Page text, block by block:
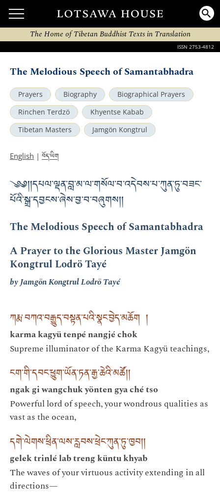
The Home of Tibetan Buddhist Texts in Translation
ISSN 2753-4812
The Melodious Speech of Samantabhadra
Prayers Biography
Biographical Prayers
Rinchen Terdzö
Khyentse Kabab
Tibetan Masters
Jamgön Kongtrul
English | བོད་ཡིག
༄༅། །དཔལ་ལྡན་བླ་མ་ལ་གསོལ་བ་འདེབས་པ་ཀུན་ཏུ་བཟང་
པོའི་སྒྲ་དབྱངས་ཞེས་བྱ་བ་བཞུགས། །
The Melodious Speech of Samantabhadra
A Prayer to the Glorious Master Jamgön
Kongtrul Lodrö Tayé
by Jamgön Kongtrul Lodrö Tayé
ཀརྨ་བཀའ་བརྒྱུད་བསྟན་པའི་སྣང་བྱེད་མཆོག །
karma kagyü tenpé nangjé chok
Supreme illuminator of the Karma Kagyü teachings,
ངག་གི་དབང་ཕྱུག་ཡོན་ཏན་རྒྱ་ཆེའི་མཚོ། །
ngak gi wangchuk yönten gya ché tso
Powerful lord of speech, your wondrous qualities as
vast as the ocean,
དགེ་ལེགས་ཕྲིན་ལས་རླབས་ཕྲེང་ཀུན་ཏུ་ཁྱབ། །
gelek trinlé lab treng küntu khyab
The waves of your virtuous activity extending in all
directions—